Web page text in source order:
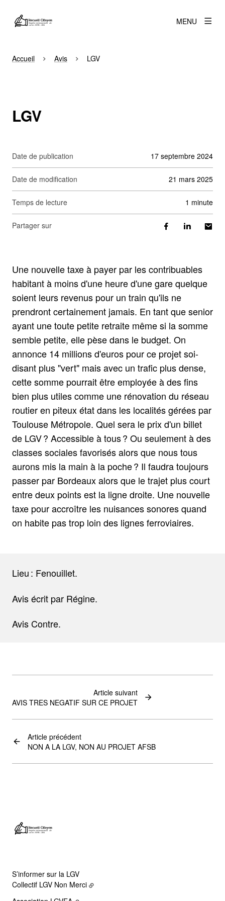
MENU
Accueil Avis LGV
LGV
Date de publication 17 septembre 2024
Date de modification 21 mars 2025
Temps de lecture 1 minute
Partager sur
Une nouvelle taxe à payer par les contribuables
habitant à moins d'une heure d'une gare quelque
soient leurs revenus pour un train qu'ils ne
prendront certainement jamais. En tant que senior
ayant une toute petite retraite même si la somme
semble petite, elle pèse dans le budget. On
annonce 14 millions d'euros pour ce projet soi-
disant plus "vert" mais avec un trafic plus dense,
cette somme pourrait être employée à des fins
bien plus utiles comme une rénovation du réseau
routier en piteux état dans les localités gérées par
Toulouse Métropole. Quel sera le prix d'un billet
de LGV ? Accessible à tous ? Ou seulement à des
classes sociales favorisés alors que nous tous
aurons mis la main à la poche ? Il faudra toujours
passer par Bordeaux alors que le trajet plus court
entre deux points est la ligne droite. Une nouvelle
taxe pour accroître les nuisances sonores quand
on habite pas trop loin des lignes ferroviaires.
Lieu : Fenouillet.
Avis écrit par Régine.
Avis Contre.
Article précédent
NON A LA LGV, NON AU PROJET AFSB
Article suivant
AVIS TRES NEGATIF SUR CE PROJET
S’informer sur la LGV
Collectif LGV Non Merci